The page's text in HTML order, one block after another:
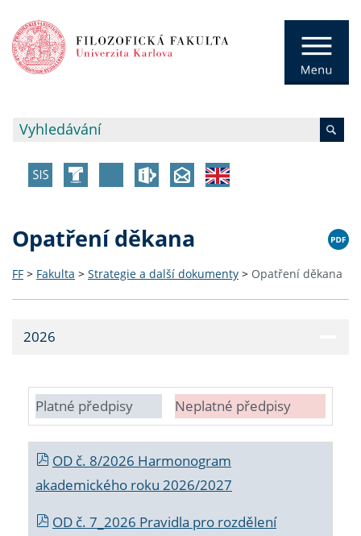
Opatření děkana
FF > Fakulta > Strategie a další dokumenty > Opatření děkana
2026
Platné předpisy Neplatné předpisy
OD č. 8/2026 Harmonogram
akademického roku 2026/2027
OD č. 7_2026 Pravidla pro rozdělení